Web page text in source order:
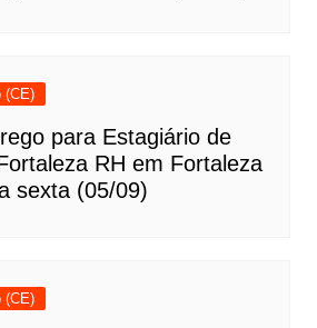
(CE)
para Estagiário de
RH em Fortaleza
sexta (05/09)
(CE)